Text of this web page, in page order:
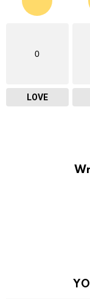
0
LOVE